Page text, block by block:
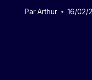
ParArthur 16/02/